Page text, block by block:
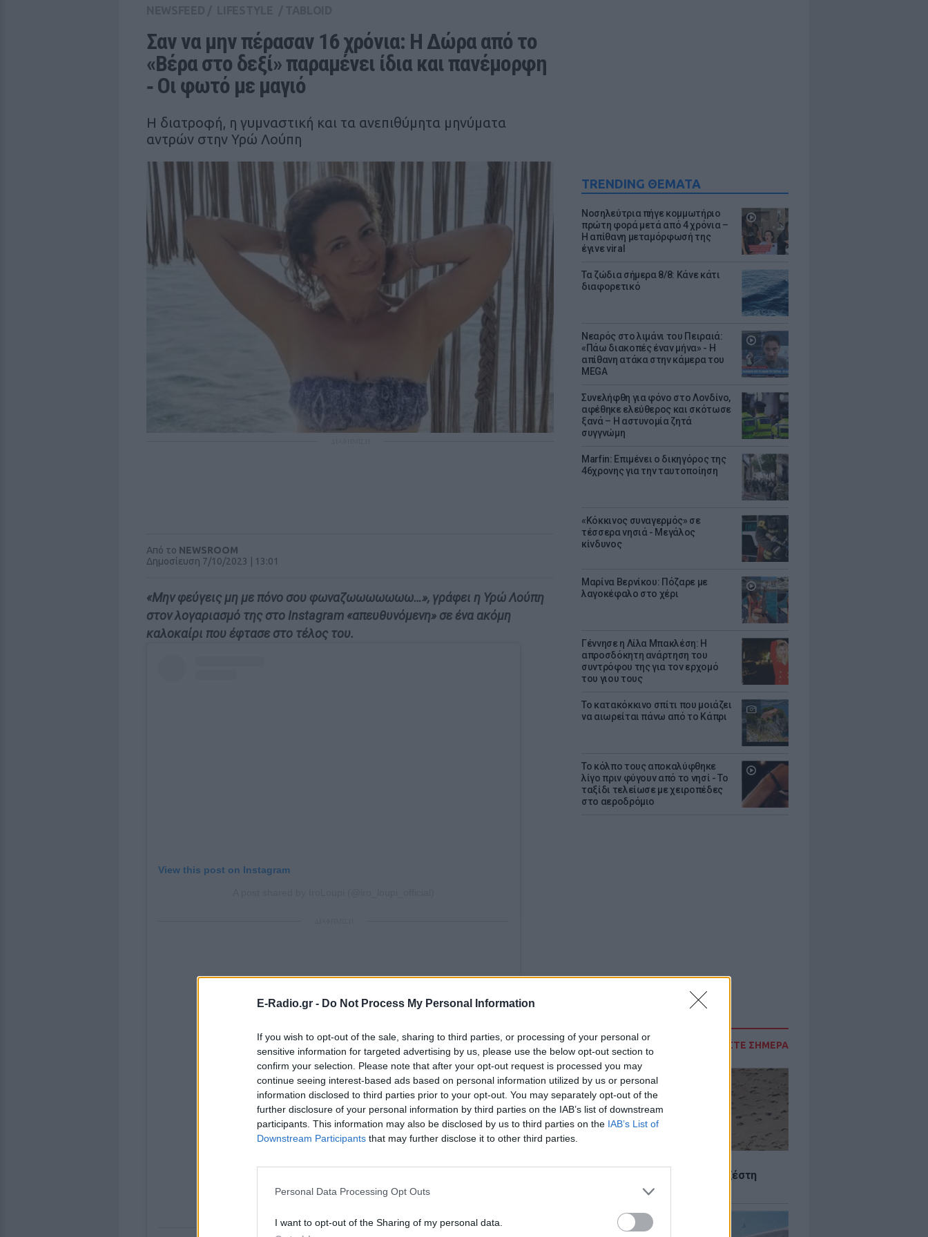
E-Radio.gr - Do Not Process My Personal Information
If you wish to opt-out of the sale, sharing to third parties, or processing of your personal or
sensitive information for targeted advertising by us, please use the below opt-out section to
confirm your selection. Please note that after your opt-out request is processed you may
continue seeing interest-based ads based on personal information utilized by us or personal
information disclosed to third parties prior to your opt-out. You may separately opt-out of the
further disclosure of your personal information by third parties on the IAB’s list of downstream
participants. This information may also be disclosed by us to third parties on the IAB’s List of
Downstream Participants that may further disclose it to other third parties.
Personal Data Processing Opt Outs
I want to opt-out of the Sharing of my personal data.
TRENDING ΘΕΜΑΤΑ
Νοσηλεύτρια πήγε κομμωτήριο
πρώτη φορά μετά από 4 χρόνια –
Η απίθανη μεταμόρφωσή της
έγινε viral
Τα ζώδια σήμερα 8/8: Κάνε κάτι
διαφορετικό
Νεαρός στο λιμάνι του Πειραιά:
«Πάω διακοπές έναν μήνα» - Η
απίθανη ατάκα στην κάμερα του
MEGA
Συνελήφθη για φόνο στο Λονδίνο,
αφέθηκε ελεύθερος και σκότωσε
ξανά – Η αστυνομία ζητά
συγγνώμη
Marfin: Επιμένει ο δικηγόρος της
46χρονης για την ταυτοποίηση
«Κόκκινος συναγερμός» σε
τέσσερα νησιά - Μεγάλος
κίνδυνος
Μαρίνα Βερνίκου: Πόζαρε με
λαγοκέφαλο στο χέρι
Γέννησε η Λίλα Μπακλέση: Η
απροσδόκητη ανάρτηση του
συντρόφου της για τον ερχομό
του γιου τους
Το κατακόκκινο σπίτι που μοιάζει
να αιωρείται πάνω από το Κάπρι
Το κόλπο τους αποκαλύφθηκε
λίγο πριν φύγουν από το νησί - Το
ταξίδι τελείωσε με χειροπέδες
στο αεροδρόμιο
ΔΙΑΒΑΣΤΕ ΣΗΜΕΡΑ
Καιρός: Πού θα «χτυπήσει» η ζέστη
Σαν να μην πέρασαν 16 χρόνια: Η Δώρα από το
«Βέρα στο δεξί» παραμένει ίδια και πανέμορφη
‑ Οι φωτό με μαγιό
Η διατροφή, η γυμναστική και τα ανεπιθύμητα μηνύματα
αντρών στην Υρώ Λούπη
Από το NEWSROOM
Δημοσίευση 7/10/2023 | 13:01
«Μην φεύγεις μη με πόνο σου φωναζωωωωωωω…», γράφει η Υρώ Λούπη
στον λογαριασμό της στο Instagram «απευθυνόμενη» σε ένα ακόμη
καλοκαίρι που έφτασε στο τέλος του.
View this post on Instagram